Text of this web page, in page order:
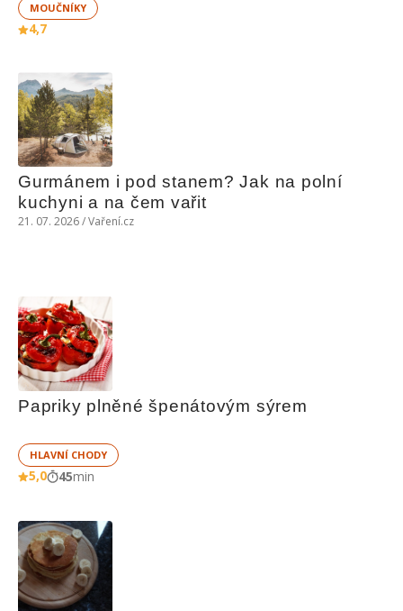
MOUČNÍKY
4,7
Gurmánem i pod stanem? Jak na polní
kuchyni a na čem vařit
21. 07. 2026 / Vaření.cz
Papriky plněné špenátovým sýrem
HLAVNÍ CHODY
5,0 45min